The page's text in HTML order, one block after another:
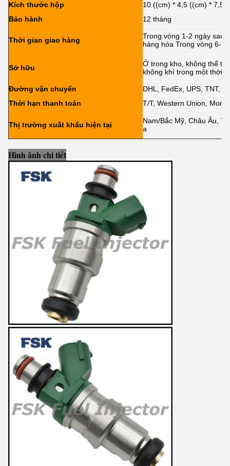
Kích thước hộp
10 ((cm) * 4,5 ((cm) * 7,5
Bảo hành
12 tháng
Thời gian giao hàng
Trong vòng 1-2 ngày sau
hàng hóa Trong vòng 6-
Sở hữu
Ở trong kho, không thể
không khí trong một thời
Đường vận chuyển
DHL, FedEx, UPS, TNT,
Thời hạn thanh toán
T/T, Western Union,
Thị trường xuất khẩu hiện tại
Nam/Bắc Mỹ, Châu Âu,
a
Hình ảnh chi tiết